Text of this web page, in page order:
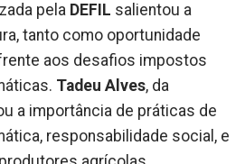
pela DEFIL salientou a
tanto como oportunidade
aos desafios impostos
Tadeu Alves, da
a importância de práticas de
responsabilidade social, e